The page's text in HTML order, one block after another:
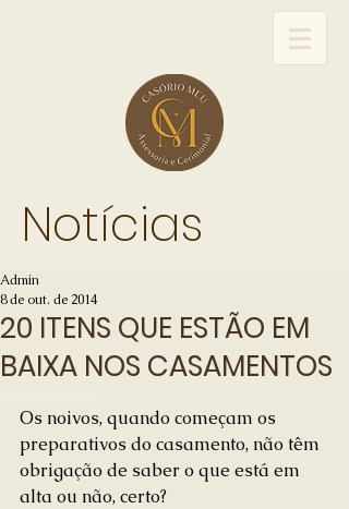
Notícias
20 ITENS QUE ESTÃO EM
BAIXA NOS CASAMENTOS
Admin
8 de out. de 2014
Os noivos, quando começam os
preparativos do casamento, não têm
obrigação de saber o que está em
alta ou não, certo?